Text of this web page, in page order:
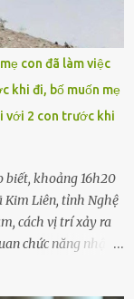
lên giữa đường
nữa. Trong đầu
xe vào vệ đường,
. Chạy miết.
con đã làm việc
khi đi, bố muốn mẹ
với 2 con trước khi
biết, khoảng 16h20
Kim Liên, tỉnh Nghệ
cách vị trí xảy ra
chức năng nhận